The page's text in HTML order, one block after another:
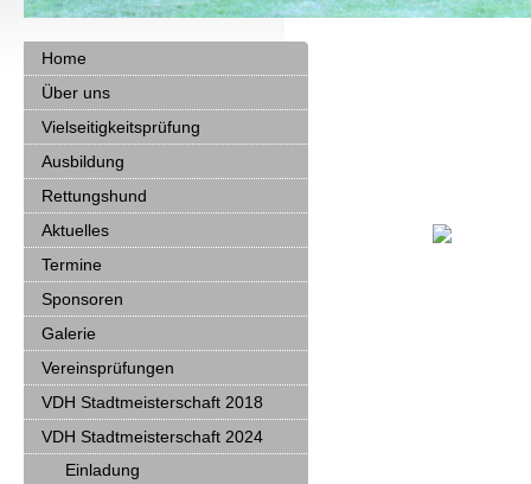
Home
Über uns
Vielseitigkeitsprüfung
Ausbildung
Rettungshund
Aktuelles
Termine
Sponsoren
Galerie
Vereinsprüfungen
VDH Stadtmeisterschaft 2018
VDH Stadtmeisterschaft 2024
Einladung